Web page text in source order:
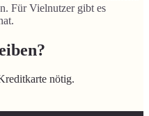
Für Vielnutzer gibt es
nötig.